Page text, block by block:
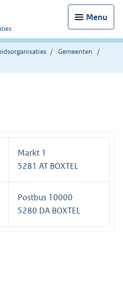
Menu
Gemeenten
Markt 1
5281 AT BOXTEL
Postbus 10000
5280 DA BOXTEL